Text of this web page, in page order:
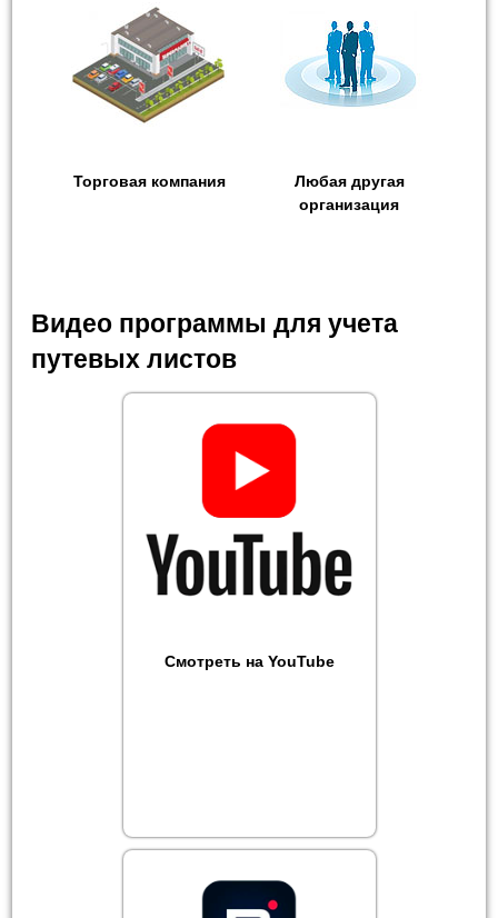
Торговая компания
Любая другая
организация
Видео программы для учета
путевых листов
Смотреть на YouTube